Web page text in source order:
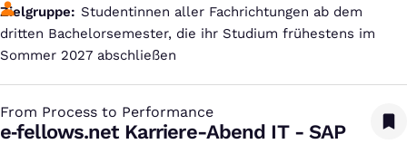
Zielgruppe
Studentinnen aller Fachrichtungen ab dem
dritten Bachelorsemester, die ihr Studium frühestens im
Sommer 2027 abschließen
From Process to Performance
:
e‑fellows.net Karriere-Abend IT - SAP